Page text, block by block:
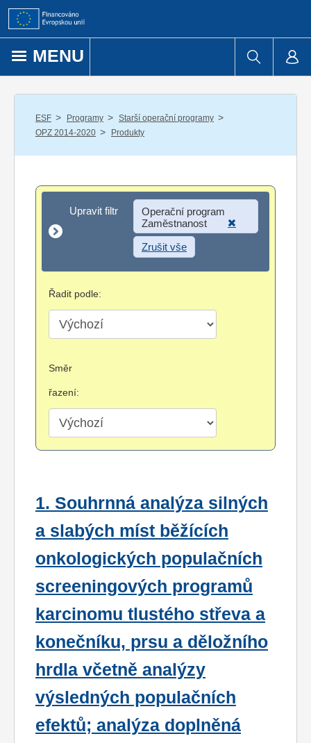
Přejít k obsahu
MENU
ESF / Programy / Starší operační programy /
OPZ 2014-2020 / Produkty
Upravit filtr
Upravit filtr
Operační program
Zaměstnanost
Zrušit vše
Řadit podle:
Směr
řazení:
1. Souhrnná analýza silných
a slabých míst běžících
onkologických populačních
screeningových programů
karcinomu tlustého střeva a
konečníku, prsu a děložního
hrdla včetně analýzy
výsledných populačních
efektů; analýza doplněná